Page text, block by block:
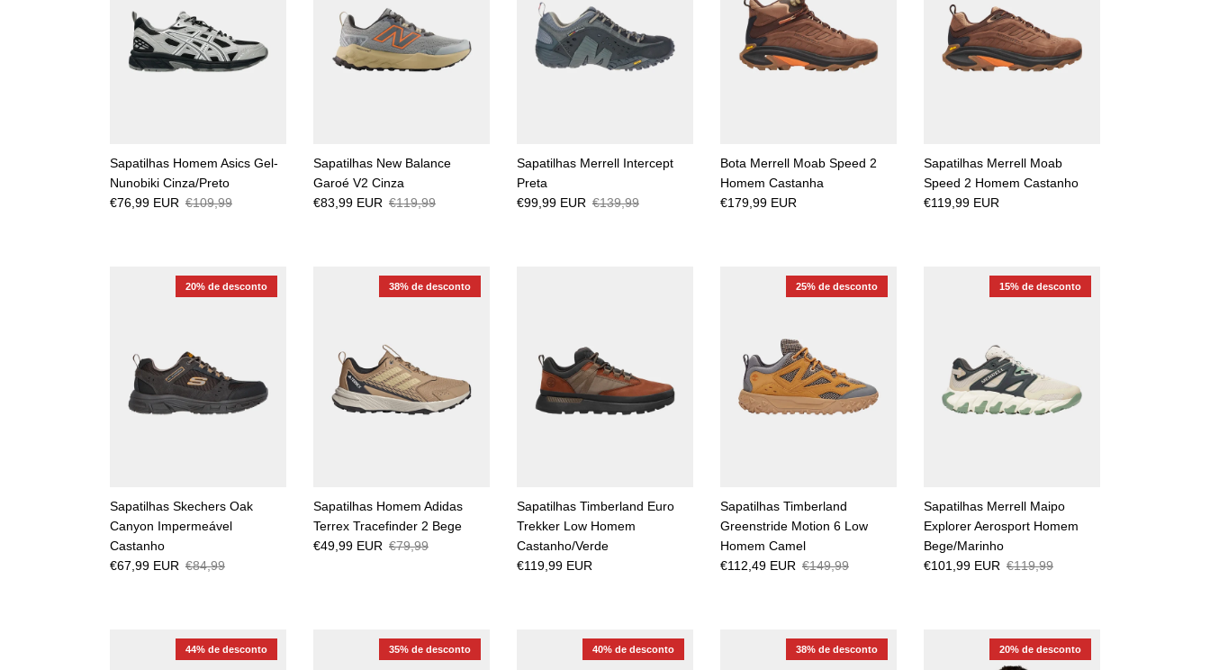
Sapatilhas Homem Asics Gel-
Nunobiki Cinza/Preto
€76,99 EUR €109,99
Sapatilhas New Balance
Garoé V2 Cinza
€83,99 EUR €119,99
Sapatilhas Merrell Intercept
Preta
€99,99 EUR €139,99
Bota Merrell Moab Speed 2
Homem Castanha
€179,99 EUR
Sapatilhas Merrell Moab
Speed 2 Homem Castanho
€119,99 EUR
20% de desconto
Sapatilhas Skechers Oak
Canyon Impermeável
Castanho
€67,99 EUR €84,99
38% de desconto
Sapatilhas Homem Adidas
Terrex Tracefinder 2 Bege
€49,99 EUR €79,99
Sapatilhas Timberland Euro
Trekker Low Homem
Castanho/Verde
€119,99 EUR
25% de desconto
Sapatilhas Timberland
Greenstride Motion 6 Low
Homem Camel
€112,49 EUR €149,99
15% de desconto
Sapatilhas Merrell Maipo
Explorer Aerosport Homem
Bege/Marinho
€101,99 EUR €119,99
44% de desconto 35% de desconto 40% de desconto 38% de desconto 20% de desconto